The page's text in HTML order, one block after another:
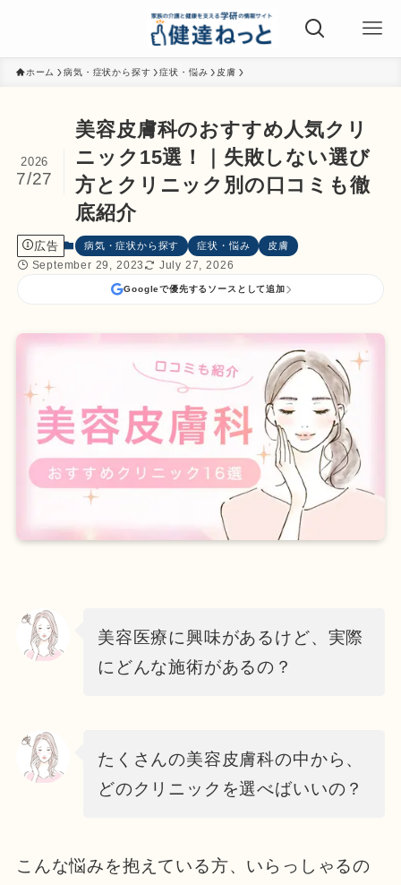
ホーム 病気・症状から探す 症状・悩み 皮膚
美容皮膚科のおすすめ人気クリ
ニック15選！｜失敗しない選び
方とクリニック別の口コミも徹
底紹介
2026
7/27
広告 病気・症状から探す 症状・悩み 皮膚
September 29, 2023 July 27, 2026
Googleで優先するソースとして追加
美容医療に興味があるけど、実際
にどんな施術があるの？
たくさんの美容皮膚科の中から、
どのクリニックを選べばいいの？
こんな悩みを抱えている方、いらっしゃるの